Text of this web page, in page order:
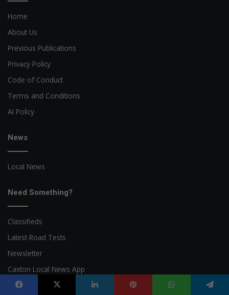
Home
About Us
Previous Publications
Privacy Policy
Code of Conduct
Terms and Conditions
AI Policy
News
Local News
Need Something?
Classifieds
Latest Road Tests
Newsletter
Caxton Local News App